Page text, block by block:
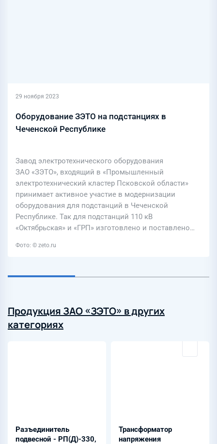
29 ноября 2023
Оборудование ЗЭТО на подстанциях в
Чеченской Республике
Завод электротехнического оборудования
ЗАО «ЗЭТО», входящий в «Промышленный
электротехнический кластер Псковской области»
принимает активное участие в модернизации
оборудования для подстанций в Чеченской
Республике. Так для подстанций 110 кВ
«Октябрьская» и «ГРП» изготовлено и поставлено…
Фото: © zeto.ru
Продукция ЗАО «ЗЭТО» в других
категориях
Разъединитель
подвесной - РП(Д)-330,
Трансформатор
напряжения